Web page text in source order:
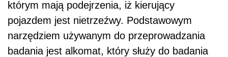
którym mają podejrzenia, iż kierujący
pojazdem jest nietrzeźwy. Podstawowym
narzędziem używanym do przeprowadzania
badania jest alkomat, który służy do badania